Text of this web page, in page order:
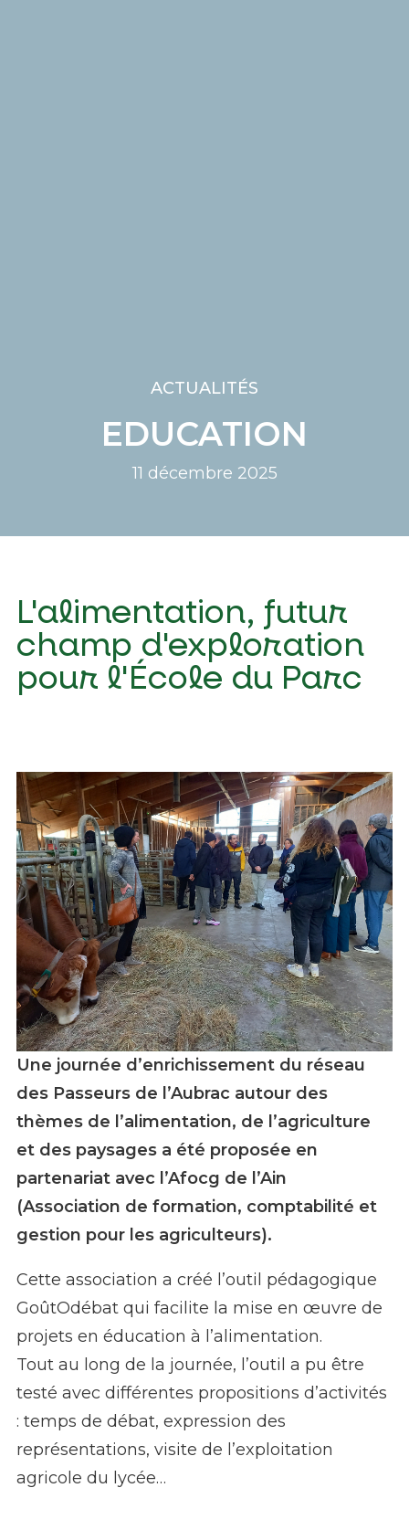
ACTUALITÉS
EDUCATION
11 décembre 2025
L'alimentation, futur
champ d'exploration
pour l'École du Parc
Formation GoûtOdébat - PNR Aubrac
Une journée d’enrichissement du réseau
des Passeurs de l’Aubrac autour des
thèmes de l’alimentation, de l’agriculture
et des paysages a été proposée en
partenariat avec l’Afocg de l’Ain
(Association de formation, comptabilité et
gestion pour les agriculteurs).
Cette association a créé l’outil pédagogique
GoûtOdébat qui facilite la mise en œuvre de
projets en éducation à l’alimentation.
Tout au long de la journée, l’outil a pu être
testé avec différentes propositions d’activités
: temps de débat, expression des
représentations, visite de l’exploitation
agricole du lycée…